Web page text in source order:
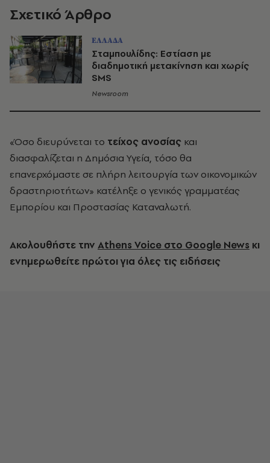
Σχετικό Άρθρο
ΕΛΛΑΔΑ
Σταμπουλίδης: Εστίαση με
διαδημοτική μετακίνηση και χωρίς
SMS
Newsroom
«Όσο διευρύνεται το τείχος ανοσίας και
διασφαλίζεται η Δημόσια Υγεία, τόσο θα
επανερχόμαστε σε πλήρη λειτουργία των οικονομικών
δραστηριοτήτων» κατέληξε ο γενικός γραμματέας
Εμπορίου και Προστασίας Καταναλωτή.
Ακολουθήστε την Athens Voice στο Google News κι
ενημερωθείτε πρώτοι για όλες τις ειδήσεις